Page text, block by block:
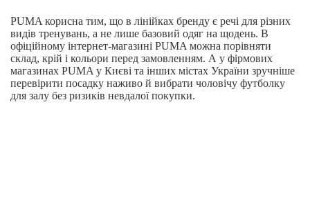
PUMA корисна тим, що в лінійках бренду є речі для різних
видів тренувань, а не лише базовий одяг на щодень. В
офіційному інтернет-магазині PUMA можна порівняти
склад, крій і кольори перед замовленням. А у фірмових
магазинах PUMA у Києві та інших містах України зручніше
перевірити посадку наживо й вибрати чоловічу футболку
для залу без ризиків невдалої покупки.